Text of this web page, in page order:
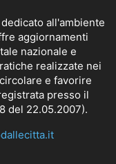
all'ambiente
aggiornamenti
nazionale e
realizzate nei
e favorire
presso il
del 22.05.2007).